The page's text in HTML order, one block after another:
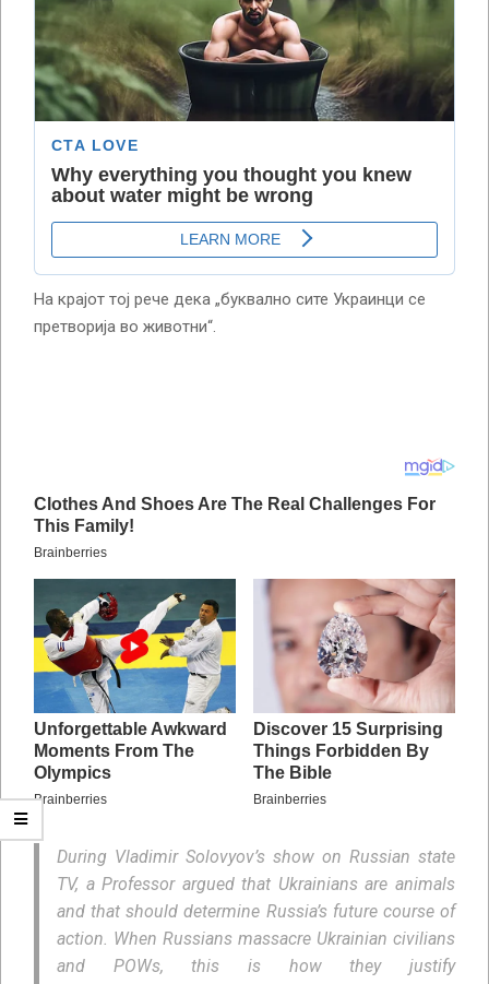
На крајот тој рече дека „буквално сите Украинци се
претворија во животни“.
During Vladimir Solovyov’s show on Russian state
TV, a Professor argued that Ukrainians are animals
and that should determine Russia’s future course of
action. When Russians massacre Ukrainian civilians
and POWs, this is how they justify